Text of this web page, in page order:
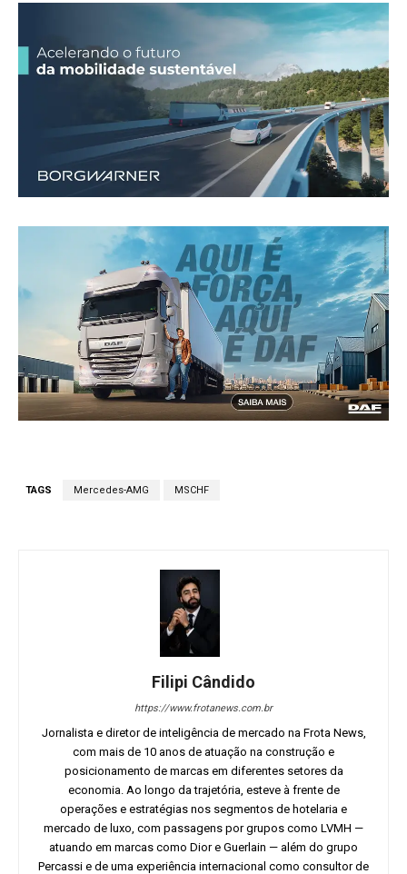
TAGS Mercedes-AMG MSCHF
Filipi Cândido
https://www.frotanews.com.br
Jornalista e diretor de inteligência de mercado na Frota News,
com mais de 10 anos de atuação na construção e
posicionamento de marcas em diferentes setores da
economia. Ao longo da trajetória, esteve à frente de
operações e estratégias nos segmentos de hotelaria e
mercado de luxo, com passagens por grupos como LVMH —
atuando em marcas como Dior e Guerlain — além do grupo
Percassi e de uma experiência internacional como consultor de